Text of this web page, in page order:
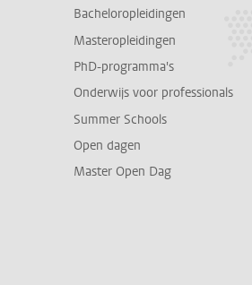
Bacheloropleidingen
Masteropleidingen
PhD-programma's
Onderwijs voor professionals
Summer Schools
Open dagen
Master Open Dag